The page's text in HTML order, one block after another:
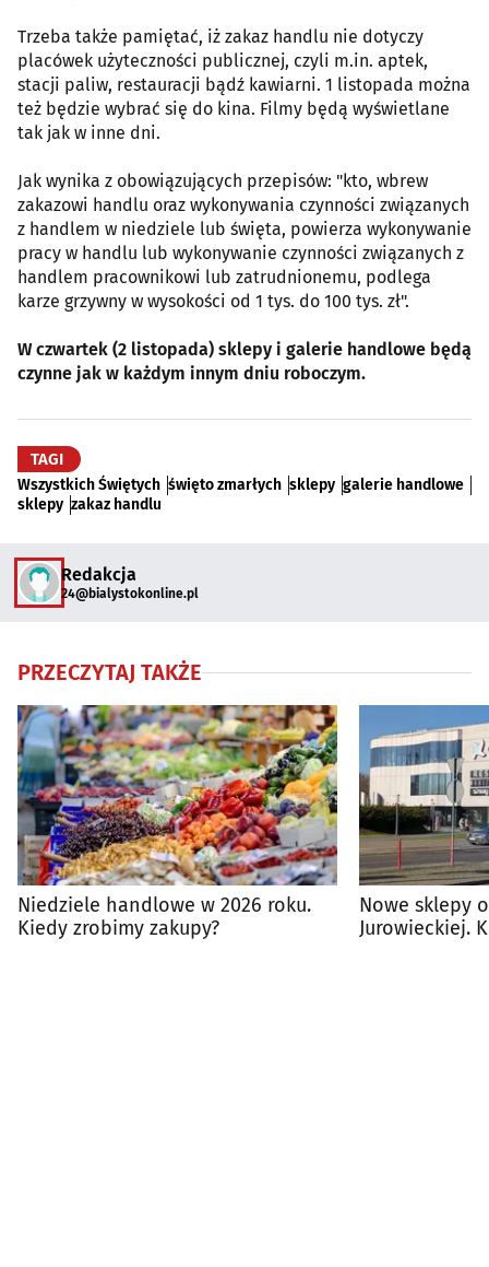
Trzeba także pamiętać, iż zakaz handlu nie dotyczy
placówek użyteczności publicznej, czyli m.in. aptek,
stacji paliw, restauracji bądź kawiarni. 1 listopada można
też będzie wybrać się do kina. Filmy będą wyświetlane
tak jak w inne dni.
Jak wynika z obowiązujących przepisów: "kto, wbrew
zakazowi handlu oraz wykonywania czynności związanych
z handlem w niedziele lub święta, powierza wykonywanie
pracy w handlu lub wykonywanie czynności związanych z
handlem pracownikowi lub zatrudnionemu, podlega
karze grzywny w wysokości od 1 tys. do 100 tys. zł".
W czwartek (2 listopada) sklepy i galerie handlowe będą
czynne jak w każdym innym dniu roboczym.
TAGI
Wszystkich Świętych święto zmarłych sklepy galerie handlowe
sklepy zakaz handlu
Redakcja
24@bialystokonline.pl
PRZECZYTAJ TAKŻE
Niedziele handlowe w 2026 roku.
Kiedy zrobimy zakupy?
Nowe sklepy
Jurowieckiej.